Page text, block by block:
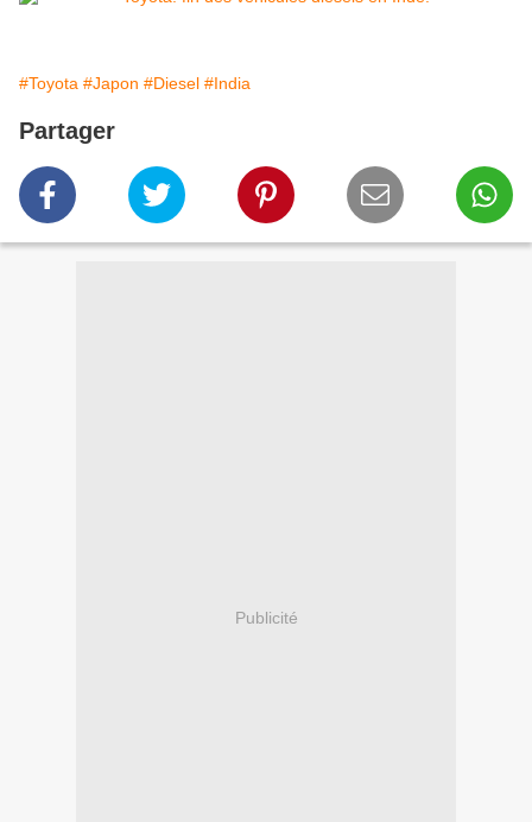
#Toyota #Japon #Diesel #India
Partager
Publicité